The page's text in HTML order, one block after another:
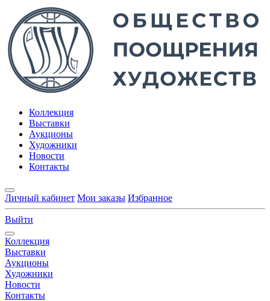
Коллекция
Выставки
Аукционы
Художники
Новости
Контакты
Личный кабинет Мои заказы Избранное
Выйти
Коллекция
Выставки
Аукционы
Художники
Новости
Контакты